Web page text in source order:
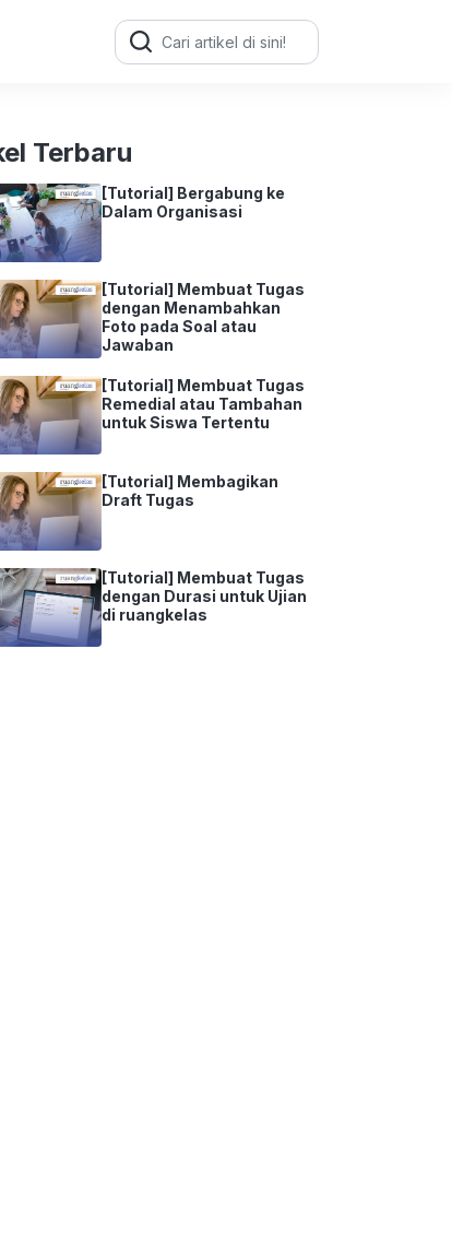
Search
for:
Terbaru
[Tutorial] Bergabung ke
Dalam Organisasi
[Tutorial] Membuat Tugas
dengan Menambahkan
Foto pada Soal atau
Jawaban
[Tutorial] Membuat Tugas
Remedial atau Tambahan
untuk Siswa Tertentu
[Tutorial] Membagikan
Draft Tugas
[Tutorial] Membuat Tugas
dengan Durasi untuk Ujian
di ruangkelas